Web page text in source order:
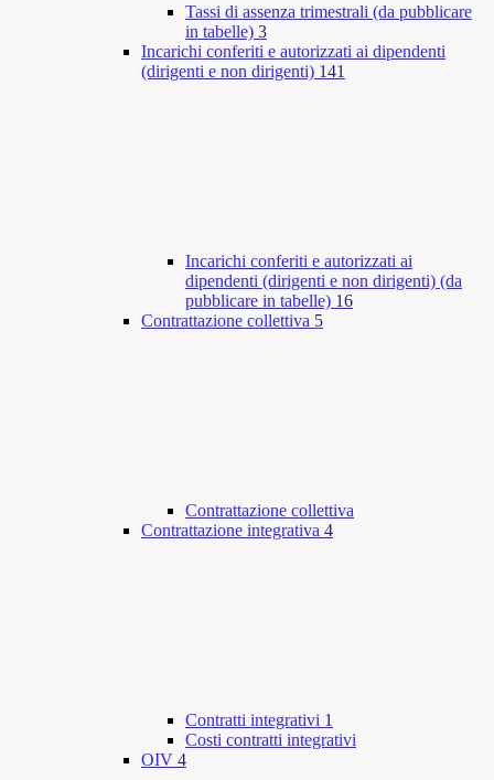
Tassi di assenza trimestrali (da pubblicare
in tabelle) 3
Incarichi conferiti e autorizzati ai dipendenti
(dirigenti e non dirigenti) 141
Incarichi conferiti e autorizzati ai
dipendenti (dirigenti e non dirigenti) (da
pubblicare in tabelle) 16
Contrattazione collettiva 5
Contrattazione collettiva
Contrattazione integrativa 4
Contratti integrativi 1
Costi contratti integrativi
OIV 4